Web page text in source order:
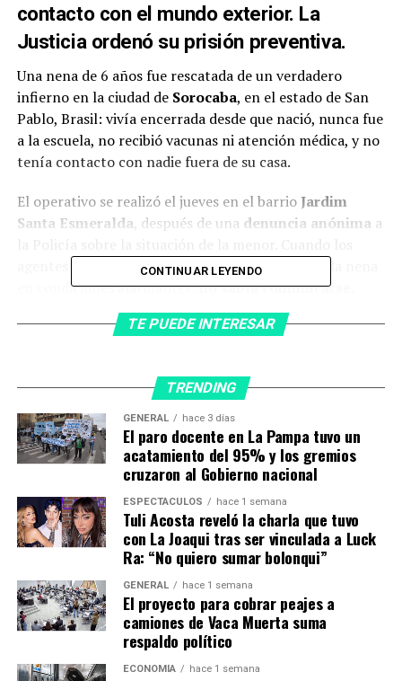
contacto con el mundo exterior. La
Justicia ordenó su prisión preventiva.
Una nena de 6 años fue rescatada de un verdadero
infierno en la ciudad de Sorocaba, en el estado de San
Pablo, Brasil: vivía encerrada desde que nació, nunca fue
a la escuela, no recibió vacunas ni atención médica, y no
tenía contacto con nadie fuera de su casa.
El operativo se realizó el jueves en el barrio Jardim
Santa Esmeralda, después de una denuncia anónima a
agentes ingresaron a la vivienda, encontraron a la nena
en condiciones alarmantes:no sabía comunicarse,
solo gritaba, no comía alimentos sólidos y ni
siquiera le lavaban el pelo.
La nena no sabe comunicarse y no comía alimentos
sólidos. (Foto: gentileza g1).
El dramático rescate y la
detención de los padres
La intervención policial terminó con la detención de los
padres de la víctima,una mujer de 45 años y un
, que quedaron a disposición de la Justicia.
Ambos fueron trasladados a laDelegación de Defensa
de la Mujer (DDM)y la Justicia decretó una prisión
preventiva de 30 días mientras avanza la investigación,
.
CONTINUAR LEYENDO
TE PUEDE INTERESAR
TRENDING
GENERAL hace 3 días
El paro docente en La Pampa tuvo un
acatamiento del 95% y los gremios
cruzaron al Gobierno nacional
ESPECTÁCULOS hace 1 semana
Tuli Acosta reveló la charla que tuvo
con La Joaqui tras ser vinculada a Luck
Ra: “No quiero sumar bolonqui”
GENERAL hace 1 semana
El proyecto para cobrar peajes a
camiones de Vaca Muerta suma
respaldo político
ECONOMÍA hace 1 semana